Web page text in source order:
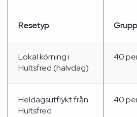
Resetyp
Lokal körning i
Hultsfred (halvdag)
40
Heldagsutflykt från
Hultsfred
40